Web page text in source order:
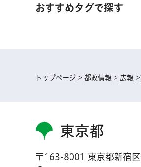
おすすめタグで探す
トップページ > 都政情報 > 広報 >
東京都
〒163-8001 東京都新宿